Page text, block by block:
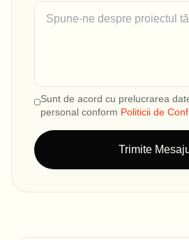
Sunt de acord cu prelucrarea
personal conform Politicii de
Trimite